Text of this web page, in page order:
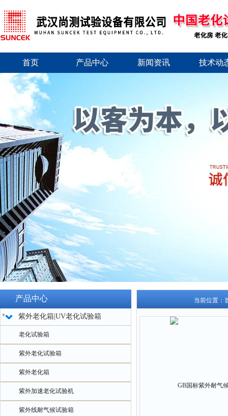
首页 产品中心 新闻资讯 技术动
产品中心
紫外老化箱|UV老化试验箱
老化试验箱
紫外老化试验箱
紫外老化箱
紫外加速老化试验机
紫外线耐气候试验箱
当前位置：